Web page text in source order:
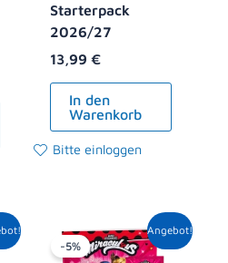
Starterpack
2026/27
13,99 €
In den
Warenkorb
Bitte einloggen
Angebot!
-5%
Ursprünglicher
Preis
Aktueller
Preis